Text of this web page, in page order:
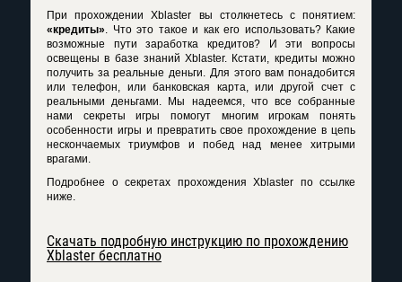
При прохождении Xblaster вы столкнетесь с понятием:
«кредиты». Что это такое и как его использовать? Какие
возможные пути заработка кредитов? И эти вопросы
освещены в базе знаний Xblaster. Кстати, кредиты можно
получить за реальные деньги. Для этого вам понадобится
или телефон, или банковская карта, или другой счет с
реальными деньгами. Мы надеемся, что все собранные
нами секреты игры помогут многим игрокам понять
особенности игры и превратить свое прохождение в цепь
нескончаемых триумфов и побед над менее хитрыми
врагами.
Подробнее о секретах прохождения Xblaster по ссылке
ниже.
Скачать подробную инструкцию по прохождению
Xblaster бесплатно